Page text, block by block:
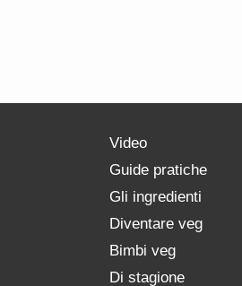
Video
Guide pratiche
Gli ingredienti
Diventare veg
Bimbi veg
Di stagione